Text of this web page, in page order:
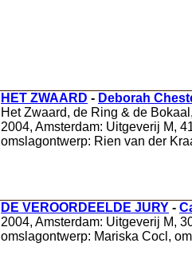
HET ZWAARD - Deborah
Het Zwaard, de Ring & de
2004, Amsterdam: Uitgeverij M,
omslagontwerp: Rien van der
DE VEROORDEELDE JURY -
2004, Amsterdam: Uitgeverij M,
omslagontwerp: Mariska Cocl,